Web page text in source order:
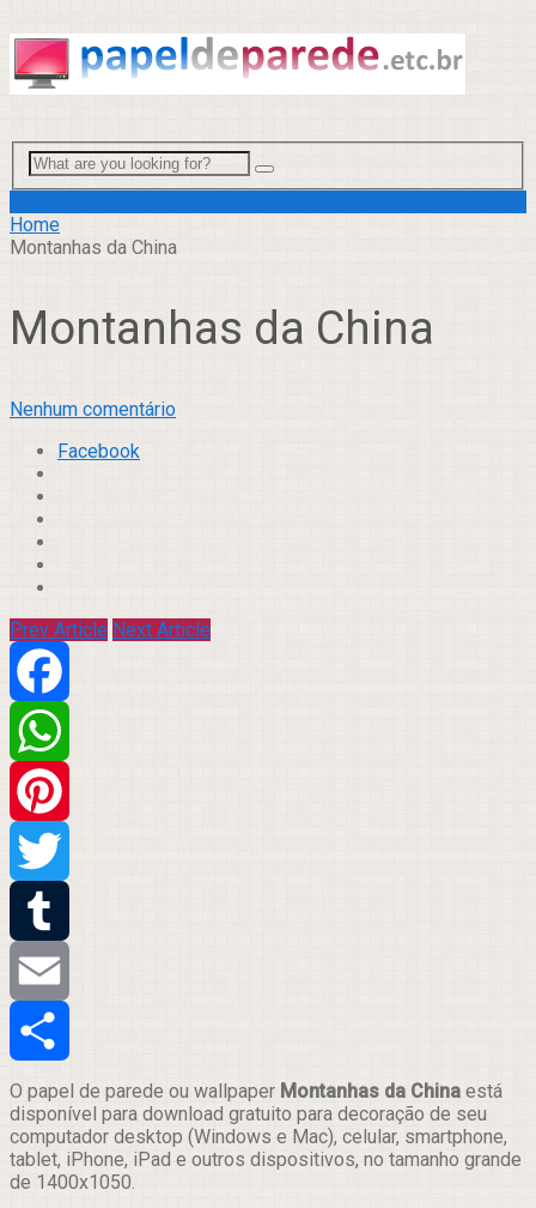
Home
Montanhas da China
Montanhas da China
Nenhum comentário
Facebook
Prev Article Next Article
Facebook
WhatsApp
Pinterest
Twitter
Tumblr
Email
Compartilhar
O papel de parede ou wallpaper Montanhas da China está
disponível para download gratuito para decoração de seu
computador desktop (Windows e Mac), celular, smartphone,
tablet, iPhone, iPad e outros dispositivos, no tamanho grande
de 1400x1050.